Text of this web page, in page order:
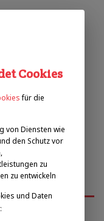
Cookies
für die
von Diensten wie
den Schutz vor
zu
zu entwickeln
und Daten